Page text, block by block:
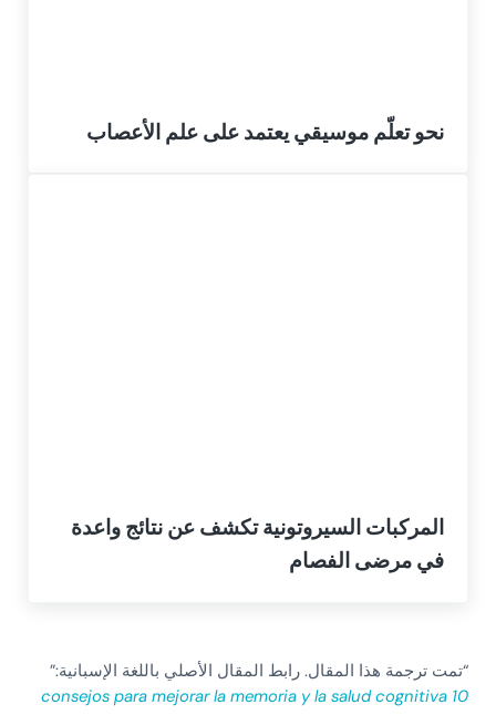
نحو تعلّم موسيقي يعتمد على علم الأعصاب
المركبات السيروتونية تكشف عن نتائج واعدة
في مرضى الفصام
“تمت ترجمة هذا المقال. رابط المقال الأصلي باللغة الإسبانية:”
10 consejos para mejorar la memoria y la salud cognitiva